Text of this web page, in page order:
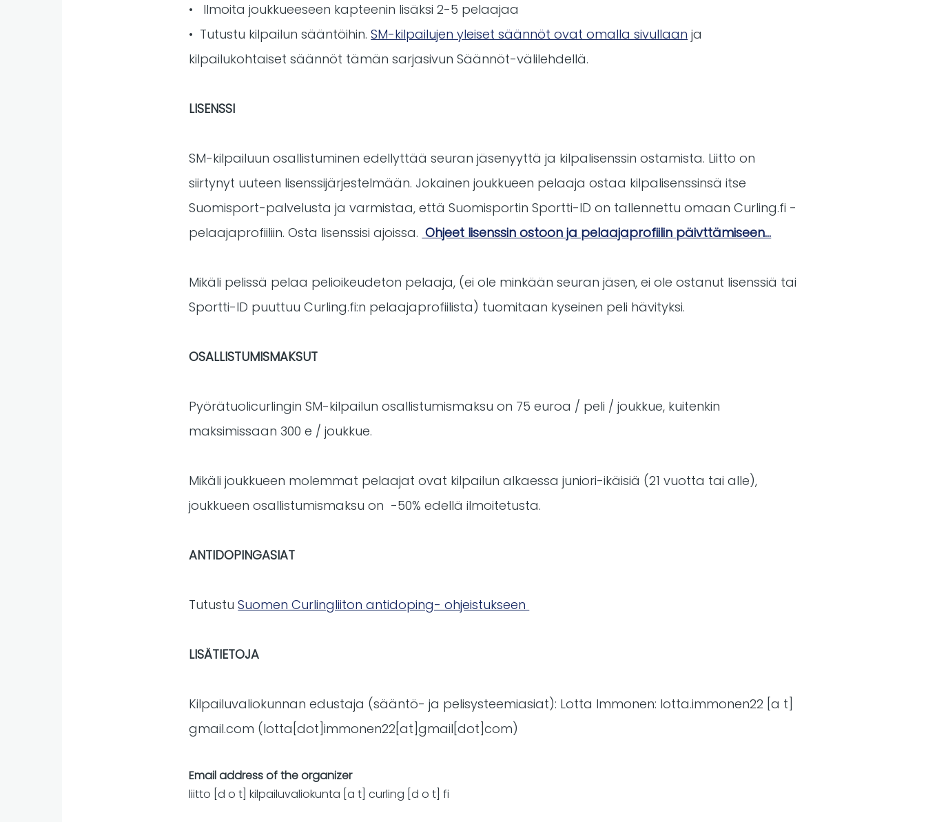
• Ilmoita joukkueeseen kapteenin lisäksi 2-5 pelaajaa
• Tutustu kilpailun sääntöihin.SM-kilpailujen yleiset säännöt ovat omalla sivullaan ja
kilpailukohtaiset säännöt tämän sarjasivun Säännöt-välilehdellä.
LISENSSI
SM-kilpailuun osallistuminen edellyttää seuran jäsenyyttä ja kilpalisenssin ostamista. Liitto on
siirtynyt uuteen lisenssijärjestelmään. Jokainen joukkueen pelaaja ostaa kilpalisenssinsä itse
Suomisport-palvelusta ja varmistaa, että Suomisportin Sportti-ID on tallennettu omaan Curling.fi -
pelaajaprofiiliin. Osta lisenssisi ajoissa. Ohjeet lisenssin ostoon ja pelaajaprofiilin päivttämiseen...
Mikäli pelissä pelaa pelioikeudeton pelaaja, (ei ole minkään seuran jäsen, ei ole ostanut lisenssiä tai
Sportti-ID puuttuu Curling.fi:n pelaajaprofiilista) tuomitaan kyseinen peli hävityksi.
OSALLISTUMISMAKSUT
Pyörätuolicurlingin SM-kilpailun osallistumismaksu on 75 euroa / peli / joukkue, kuitenkin
maksimissaan 300 e / joukkue.
Mikäli joukkueen molemmat pelaajat ovat kilpailun alkaessa juniori-ikäisiä (21 vuotta tai alle),
joukkueen osallistumismaksu on -50% edellä ilmoitetusta.
ANTIDOPINGASIAT
TutustuSuomen Curlingliiton antidoping- ohjeistukseen
LISÄTIETOJA
Kilpailuvaliokunnan edustaja (sääntö- ja pelisysteemiasiat): Lotta Immonen: lotta.immonen22 [a t]
gmail.com (lotta[dot]immonen22[at]gmail[dot]com)
Email address of the organizer
liitto [d o t]kilpailuvaliokunta [a t]curling [d o t]fi